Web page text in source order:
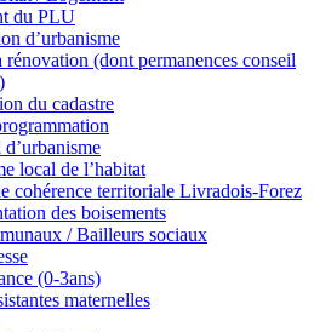
du PLU
d’urbanisme
rénovation (dont permanences conseil
du cadastre
local de l’habitat
cohérence territoriale Livradois-Forez
des boisements
/ Bailleurs sociaux
(0-3ans)
maternelles